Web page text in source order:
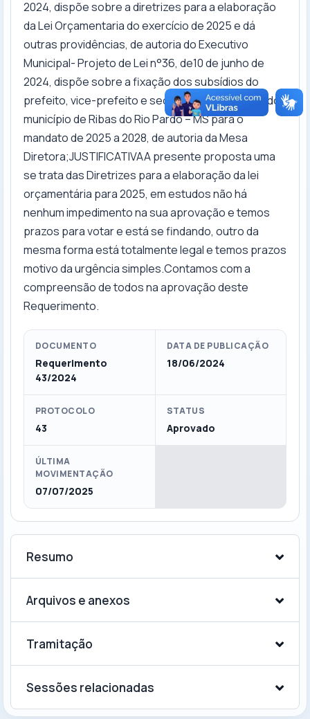
2024, dispõe sobre a diretrizes para a elaboração
da Lei Orçamentaria do exercício de 2025 e dá
outras providências, de autoria do Executivo
Municipal- Projeto de Lei n°36, de10 de junho de
2024, dispõe sobre a fixação dos subsídios do
prefeito, vice-prefeito e secretários municipais do
município de Ribas do Rio Pardo – MS para o
mandato de 2025 a 2028, de autoria da Mesa
Diretora;JUSTIFICATIVAA presente proposta uma
se trata das Diretrizes para a elaboração da lei
orçamentária para 2025, em estudos não há
nenhum impedimento na sua aprovação e temos
prazos para votar e está se findando, outro da
mesma forma está totalmente legal e temos prazos
motivo da urgência simples.Contamos com a
compreensão de todos na aprovação deste
Requerimento.
DOCUMENTO
Requerimento
43/2024
DATA DE PUBLICAÇÃO
18/06/2024
PROTOCOLO
43
STATUS
Aprovado
ÚLTIMA
MOVIMENTAÇÃO
07/07/2025
Resumo
Arquivos e anexos
Tramitação
Sessões relacionadas